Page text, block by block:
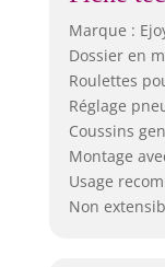
Marque :
Dossier en
Roulettes
Réglage
Coussins
Montage
Usage
Non